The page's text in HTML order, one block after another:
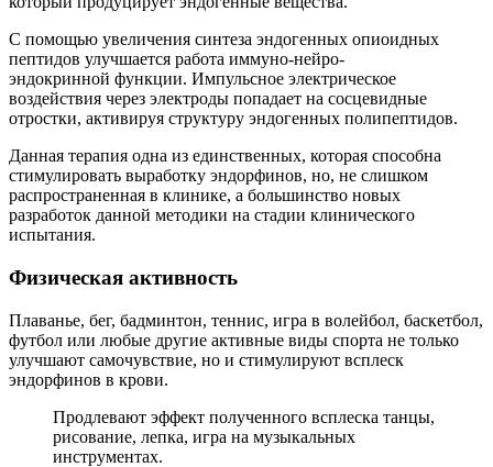
С помощью увеличения синтеза эндогенных опиоидных
пептидов улучшается работа иммуно-нейро-
эндокринной функции. Импульсное электрическое
воздействия через электроды попадает на сосцевидные
отростки, активируя структуру эндогенных полипептидов.
Данная терапия одна из единственных, которая способна
стимулировать выработку эндорфинов, но, не слишком
распространенная в клинике, а большинство новых
разработок данной методики на стадии клинического
испытания.
Физическая активность
Плаванье, бег, бадминтон, теннис, игра в волейбол, баскетбол,
футбол или любые другие активные виды спорта не только
улучшают самочувствие, но и стимулируют всплеск
эндорфинов в крови.
Продлевают эффект полученного всплеска танцы,
рисование, лепка, игра на музыкальных
инструментах.